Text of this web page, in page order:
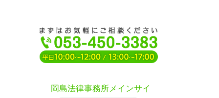
岡島法律事務所メインサイ